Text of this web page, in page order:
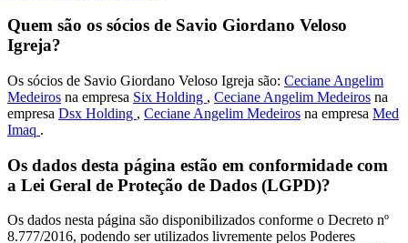
Quem são os sócios de Savio Giordano Veloso
Igreja?
Os sócios de Savio Giordano Veloso Igreja são: Ceciane Angelim
Medeiros na empresa Six Holding , Ceciane Angelim Medeiros na
empresa Dsx Holding , Ceciane Angelim Medeiros na empresa Med
Imaq .
Os dados desta página estão em conformidade com
a Lei Geral de Proteção de Dados (LGPD)?
Os dados nesta página são disponibilizados conforme o Decreto nº
8.777/2016, podendo ser utilizados livremente pelos Poderes